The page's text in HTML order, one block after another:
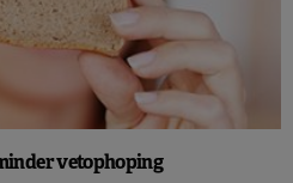
vetophoping